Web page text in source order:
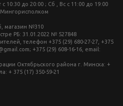
10:30 до 20:00 ; Сб , Вс c 11:00 до 19:00
Мингорисполком
магазин №310
РБ: 31.01.2022 № 527848
телефон +375 (29) 680-27-27, +375
+375 (29) 608-16-16, email:
Октябрьского района г. Минска: +
+ 375 (17) 350-59-21